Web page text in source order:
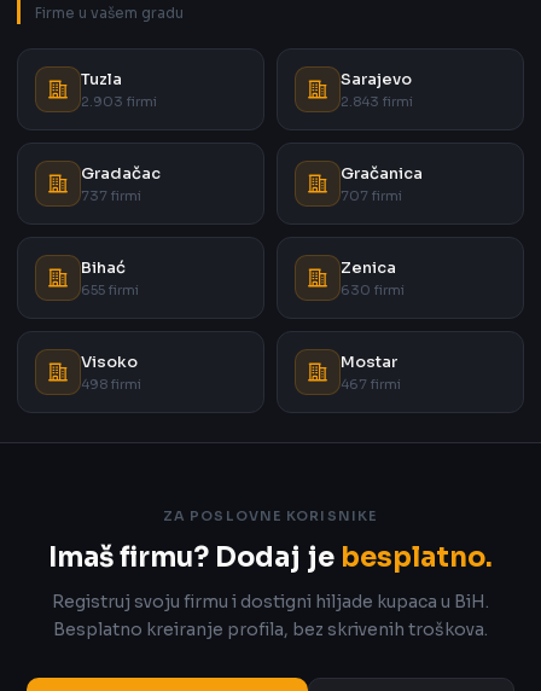
Firme u vašem gradu
Tuzla
2.903 firmi
Sarajevo
2.843 firmi
Gradačac
737 firmi
Gračanica
707 firmi
Bihać
655 firmi
Zenica
630 firmi
Visoko
498 firmi
Mostar
467 firmi
ZA POSLOVNE KORISNIKE
Imaš firmu? Dodaj je besplatno.
Registruj svoju firmu i dostigni hiljade kupaca u BiH.
Besplatno kreiranje profila, bez skrivenih troškova.